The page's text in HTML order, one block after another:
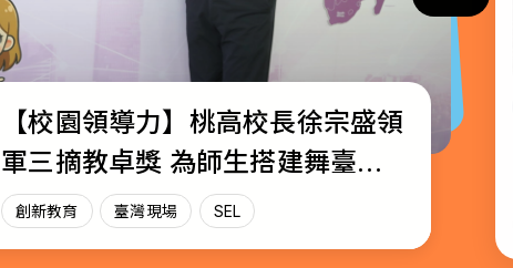
【校園領導力】桃高校長徐宗盛領
軍三摘教卓獎 為師生搭建舞臺綻
放光芒
創新教育 臺灣現場 SEL
教育部首辦「大專院校通識教育教
師交流工作坊」 共創AI與永續未
來課堂
創新教育 臺灣現場 AI教育
退而不休，無私奉獻─教育部公布
115年教育奉獻獎獲獎名單
教師 教育奉獻獎 臺灣現場